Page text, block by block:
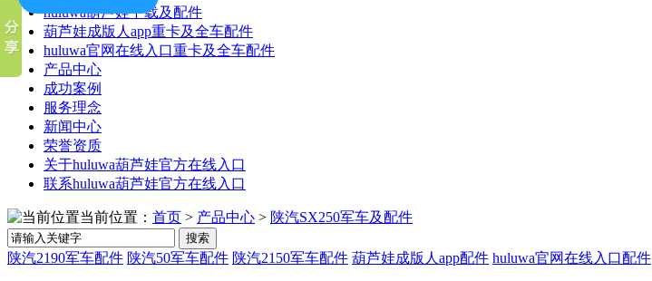
huluwa葫芦娃下载及配件
葫芦娃成版人app重卡及全车配件
huluwa官网在线入口重卡及全车配件
产品中心
成功案例
服务理念
新闻中心
荣誉资质
关于huluwa葫芦娃官方在线入口
联系huluwa葫芦娃官方在线入口
当前位置： 首页 > 产品中心 > 陕汽SX250军车及配件
搜索
陕汽2190军车配件 陕汽50军车配件 陕汽2150军车配件 葫芦娃成版人app配件 huluwa官网在线入口配件